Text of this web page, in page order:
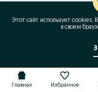
Главная Избранное
Этот сайт использует
в своeм